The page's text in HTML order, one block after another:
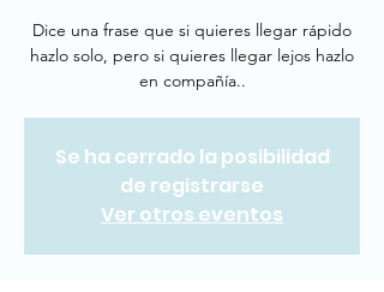
Dice una frase que si quieres llegar rápido
hazlo solo, pero si quieres llegar lejos hazlo
Se ha cerrado la posibilidad
de registrarse
Ver otros eventos